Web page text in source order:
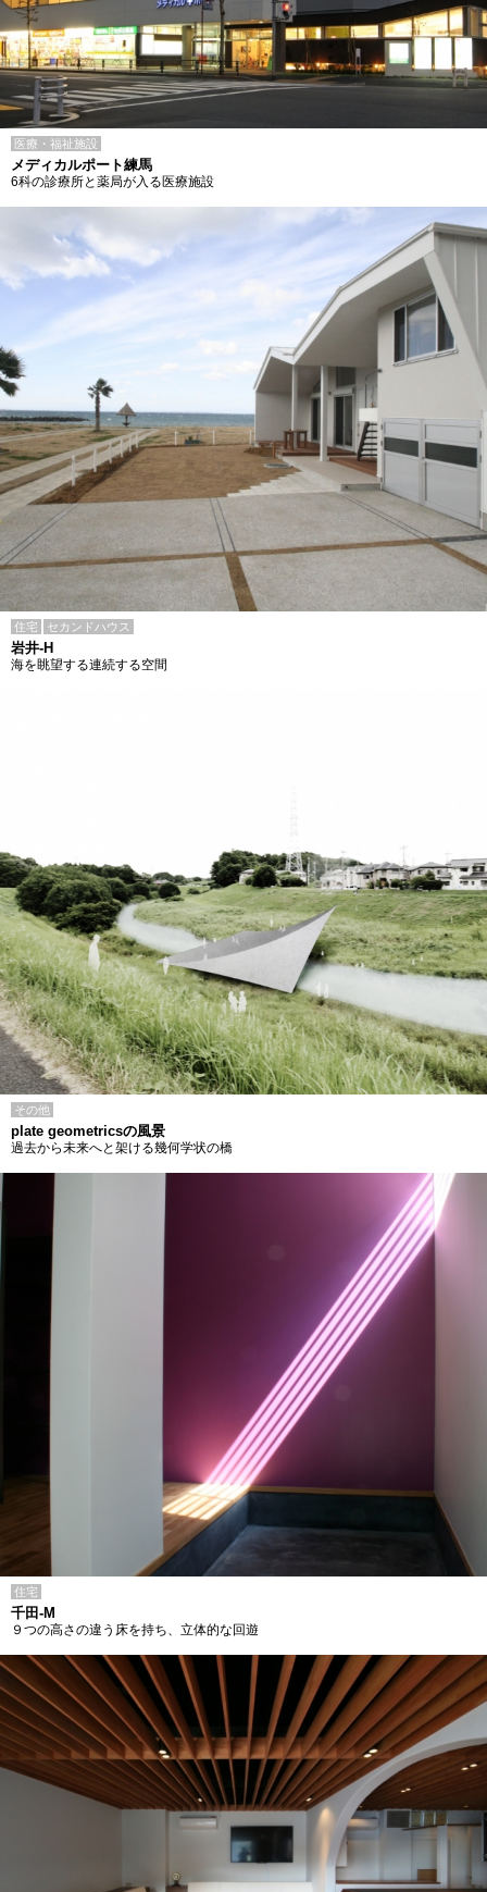
医療・福祉施設
メディカルポート練馬
6科の診療所と薬局が入る医療施設
住宅 セカンドハウス
岩井-H
海を眺望する連続する空間
その他
plate geometricsの風景
過去から未来へと架ける幾何学状の橋
住宅
千田-M
９つの高さの違う床を持ち、立体的な回遊